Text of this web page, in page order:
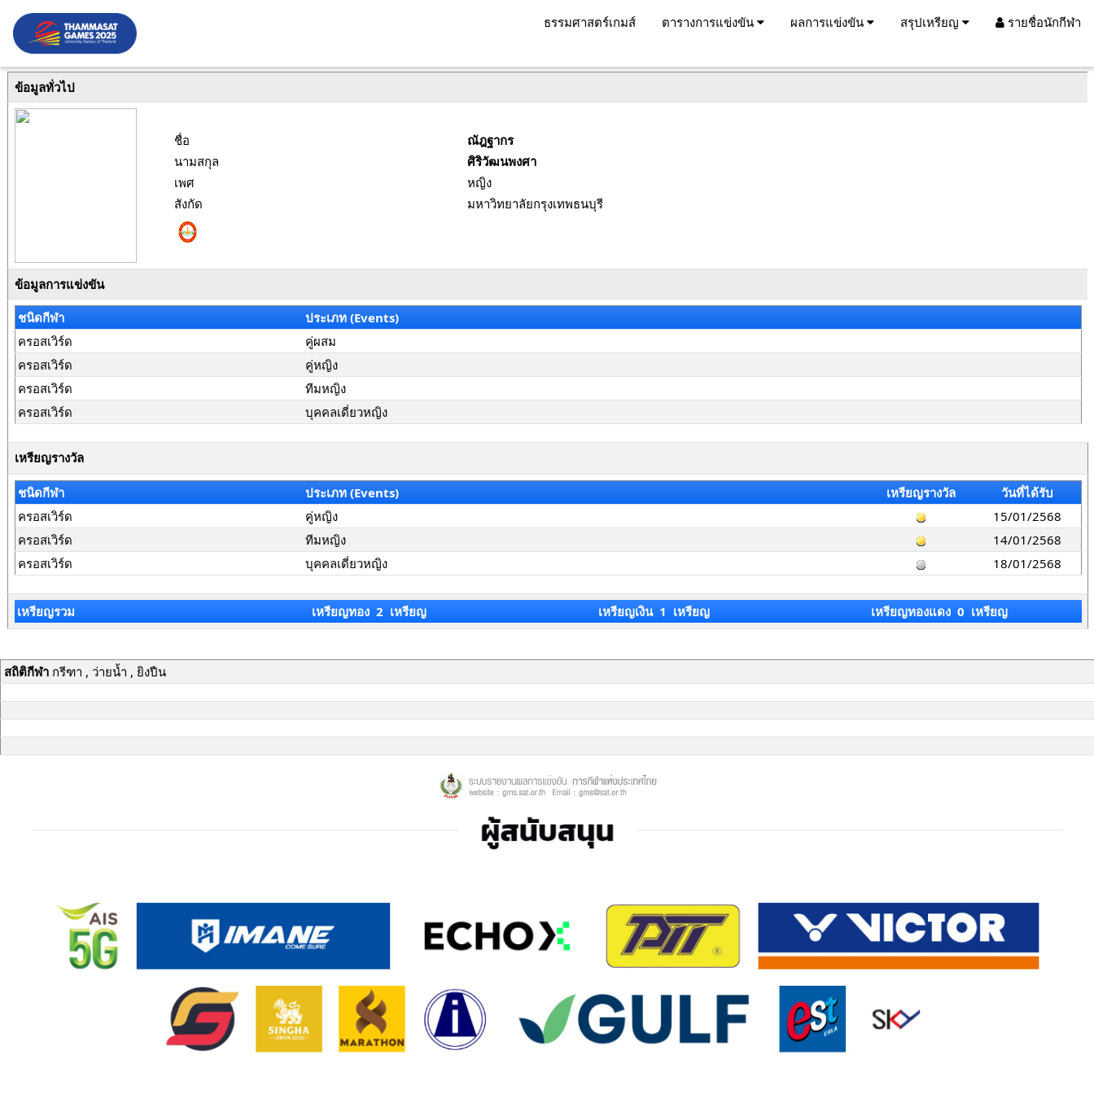
ธรรมศาสตร์เกมส์ ตารางการแข่งขัน ผลการแข่งขัน สรุปเหรียญ รายชื่อนักกีฬา
ข้อมูลทั่วไป
ชื่อ
ณัฎฐากร
นามสกุล
ศิริวัฒนพงศา
เพศ
หญิง
สังกัด
มหาวิทยาลัยกรุงเทพธนบุรี
ข้อมูลการแข่งขัน
ชนิดกีฬา
ประเภท (Events)
ครอสเวิร์ด
คู่ผสม
ครอสเวิร์ด
คู่หญิง
ครอสเวิร์ด
ทีมหญิง
ครอสเวิร์ด
บุคคลเดี่ยวหญิง
เหรียญรางวัล
ชนิดกีฬา ประเภท (Events) เหรียญรางวัล
วันที่ได้รับ
ครอสเวิร์ด
คู่หญิง
15/01/2568
ครอสเวิร์ด
ทีมหญิง
14/01/2568
ครอสเวิร์ด
บุคคลเดี่ยวหญิง 18/01/2568
เหรียญรวม เหรียญทอง 2 เหรียญ เหรียญเงิน 1 เหรียญ เหรียญทองแดง 0 เหรียญ
สถิติกีฬากรีฑา , ว่ายน้ำ , ยิงปืน